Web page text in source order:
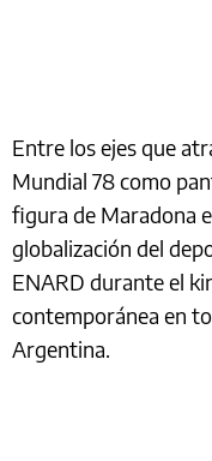
Entre los ejes que
Mundial 78 como
figura de Maradona
globalización del
ENARD durante el
contemporánea en
Argentina.